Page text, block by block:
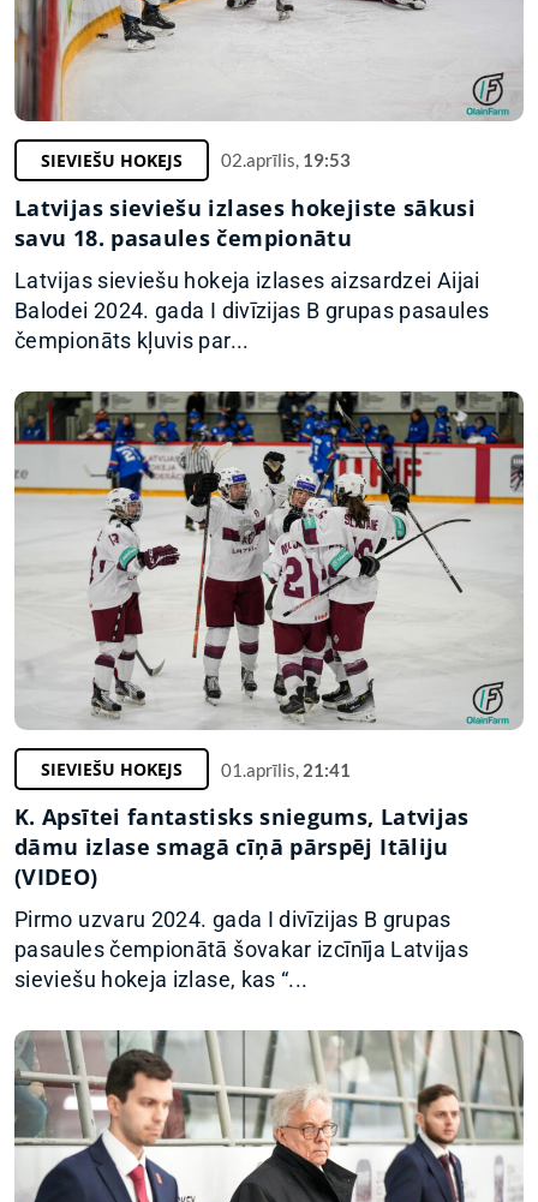
SIEVIEŠU HOKEJS 02.aprīlis, 19:53
Latvijas sieviešu izlases hokejiste sākusi
savu 18. pasaules čempionātu
Latvijas sieviešu hokeja izlases aizsardzei Aijai
Balodei 2024. gada I divīzijas B grupas pasaules
čempionāts kļuvis par...
SIEVIEŠU HOKEJS 01.aprīlis, 21:41
K. Apsītei fantastisks sniegums, Latvijas
dāmu izlase smagā cīņā pārspēj Itāliju
(VIDEO)
Pirmo uzvaru 2024. gada I divīzijas B grupas
pasaules čempionātā šovakar izcīnīja Latvijas
sieviešu hokeja izlase, kas “...